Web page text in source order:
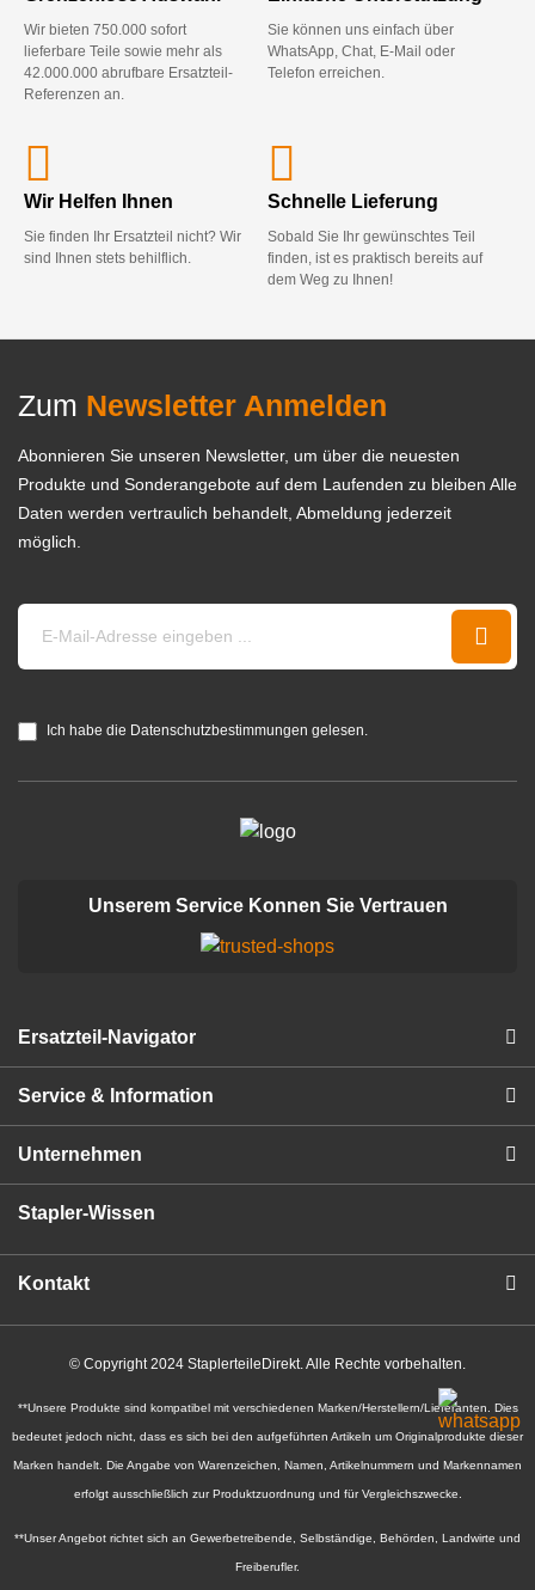
Wir bieten 750.000 sofort
lieferbare Teile sowie mehr als
42.000.000 abrufbare Ersatzteil-
Referenzen an.
Sie können uns einfach über
WhatsApp, Chat, E-Mail oder
Telefon erreichen.
Wir Helfen Ihnen
Sie finden Ihr Ersatzteil nicht? Wir
sind Ihnen stets behilflich.
Schnelle Lieferung
Sobald Sie Ihr gewünschtes Teil
finden, ist es praktisch bereits auf
dem Weg zu Ihnen!
Zum Newsletter Anmelden
Abonnieren Sie unseren Newsletter, um über die neuesten
Produkte und Sonderangebote auf dem Laufenden zu bleiben Alle
Daten werden vertraulich behandelt, Abmeldung jederzeit
möglich.
Ich habe die Datenschutzbestimmungen gelesen.
Unserem Service Konnen Sie Vertrauen
Ersatzteil-Navigator
Service & Information
Unternehmen
Stapler-Wissen
Kontakt
© Copyright 2024 StaplerteileDirekt. Alle Rechte vorbehalten.
**Unsere Produkte sind kompatibel mit verschiedenen Marken/Herstellern/Lieferanten. Dies
bedeutet jedoch nicht, dass es sich bei den aufgeführten Artikeln um Originalprodukte dieser
Marken handelt. Die Angabe von Warenzeichen, Namen, Artikelnummern und Markennamen
erfolgt ausschließlich zur Produktzuordnung und für Vergleichszwecke.
**Unser Angebot richtet sich an Gewerbetreibende, Selbständige, Behörden, Landwirte und
Freiberufler.